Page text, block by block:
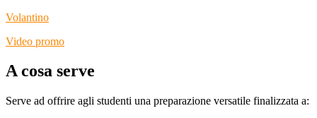
Volantino
Video promo
A cosa serve
Serve ad offrire agli studenti una preparazione versatile finalizzata a: